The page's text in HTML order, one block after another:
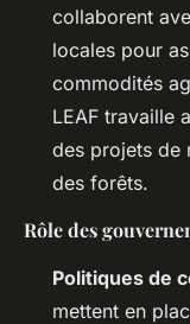
collaborent
locales pour
commodités
LEAF travaille
des projets de
des forêts.
Rôle des
Politiques de
mettent en